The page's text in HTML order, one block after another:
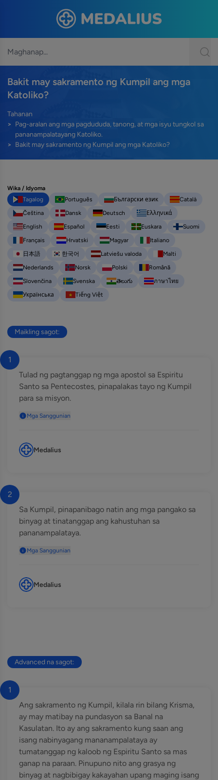
Bakit may sakramento ng Kumpil ang mga
Katoliko?
Tahanan
Pag-aralan ang mga pagdududa, tanong, at mga isyu tungkol sa
pananampalatayang Katoliko.
Bakit may sakramento ng Kumpil ang mga Katoliko?
Wika / Idyoma
Tagalog
Português Български език
Català
Čeština
Dansk Deutsch
Ελληνικά
English
Español Eesti Euskara
Suomi
Français
Hrvatski Magyar
Italiano
日本語
한국어 Latviešu valoda
Malti
Nederlands
Norsk Polski
Română
Slovenčina
Svenska తెలుగు
ภาษาไทย
Українська
Tiếng Việt
Maikling sagot:
1
Tulad ng pagtanggap ng mga apostol sa Espiritu
Santo sa Pentecostes, pinapalakas tayo ng Kumpil
para sa misyon.
Mga Sanggunian
Medalius
2
Sa Kumpil, pinapanibago natin ang mga pangako sa
binyag at tinatanggap ang kahustuhan sa
pananampalataya.
Mga Sanggunian
Medalius
Advanced na sagot:
1
Ang sakramento ng Kumpil, kilala rin bilang Krisma,
ay may matibay na pundasyon sa Banal na
Kasulatan. Ito ay ang sakramento kung saan ang
isang nabinyagang mananampalataya ay
tumatanggap ng kaloob ng Espiritu Santo sa mas
ganap na paraan. Pinupuno nito ang grasya ng
binyag at nagbibigay kakayahan upang maging isang